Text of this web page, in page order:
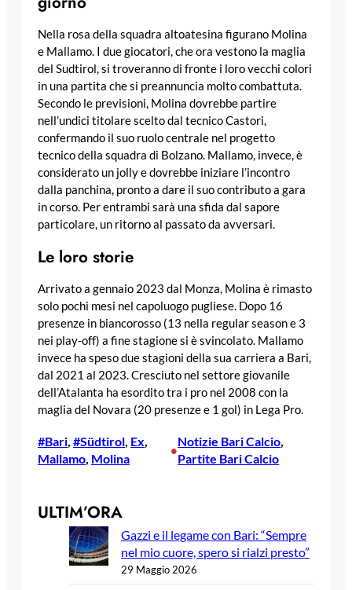
Nella rosa della squadra altoatesina figurano Molina
e Mallamo. I due giocatori, che ora vestono la maglia
del Sudtirol, si troveranno di fronte i loro vecchi colori
in una partita che si preannuncia molto combattuta.
Secondo le previsioni, Molina dovrebbe partire
nell’undici titolare scelto dal tecnico Castori,
confermando il suo ruolo centrale nel progetto
tecnico della squadra di Bolzano. Mallamo, invece, è
considerato un jolly e dovrebbe iniziare l’incontro
dalla panchina, pronto a dare il suo contributo a gara
in corso. Per entrambi sarà una sfida dal sapore
particolare, un ritorno al passato da avversari.
Le loro storie
Arrivato a gennaio 2023 dal Monza, Molina è rimasto
solo pochi mesi nel capoluogo pugliese. Dopo 16
presenze in biancorosso (13 nella regular season e 3
nei play-off) a fine stagione si è svincolato. Mallamo
invece ha speso due stagioni della sua carriera a Bari,
dal 2021 al 2023. Cresciuto nel settore giovanile
dell’Atalanta ha esordito tra i pro nel 2008 con la
maglia del Novara (20 presenze e 1 gol) in Lega Pro.
#Bari, #Südtirol, Ex
Mallamo, Molina
•
Notizie Bari Calcio
Partite Bari Calcio
ULTIM’ORA
Gazzi e il legame con Bari: “Sempre
nel mio cuore, spero si rialzi presto”
29 Maggio 2026